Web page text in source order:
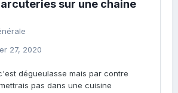
sur une chaine
27, 2020
dégueulasse mais par contre
pas dans une cuisine